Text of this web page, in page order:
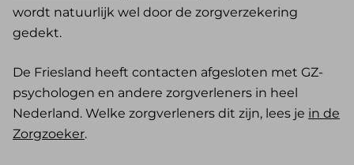
wordt natuurlijk wel door de zorgverzekering
gedekt.
De Friesland heeft contacten afgesloten met GZ-
psychologen en andere zorgverleners in heel
Nederland. Welke zorgverleners dit zijn, lees je in de
Zorgzoeker.